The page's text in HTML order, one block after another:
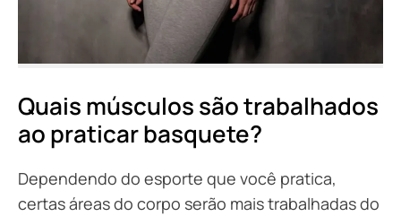
Quais músculos são trabalhados
ao praticar basquete?
Dependendo do esporte que você pratica,
certas áreas do corpo serão mais trabalhadas do